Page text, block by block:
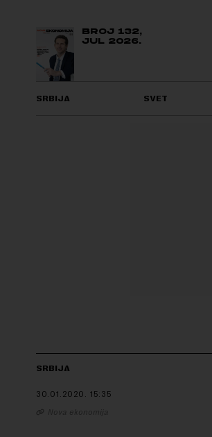
BROJ 132,
JUL 2026.
SRBIJA SVET
SRBIJA
30.01.2020. 15:35
Nova ekonomija